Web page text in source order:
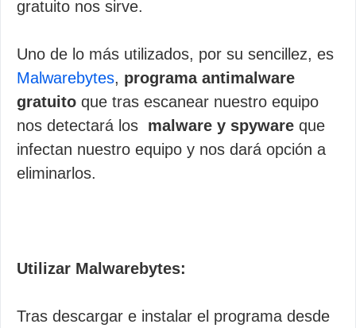
gratuito nos sirve.
Uno de lo más utilizados, por su sencillez, es
Malwarebytes, programa antimalware
gratuito que tras escanear nuestro equipo
nos detectará los malware y spyware que
infectan nuestro equipo y nos dará opción a
eliminarlos.
Utilizar Malwarebytes:
Tras descargar e instalar el programa desde